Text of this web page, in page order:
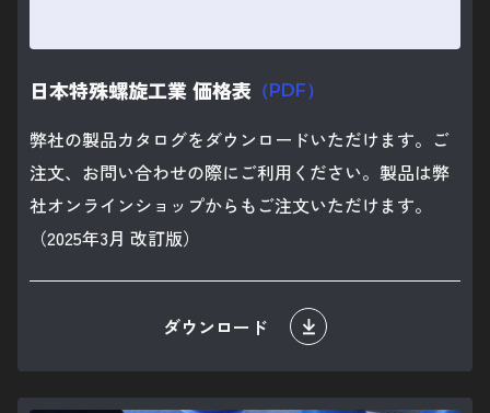
日本特殊螺旋工業 価格表 （PDF）
弊社の製品カタログをダウンロードいただけます。ご
注文、お問い合わせの際にご利用ください。製品は弊
社オンラインショップからもご注文いただけます。
（2025年3月 改訂版）
ダウンロード